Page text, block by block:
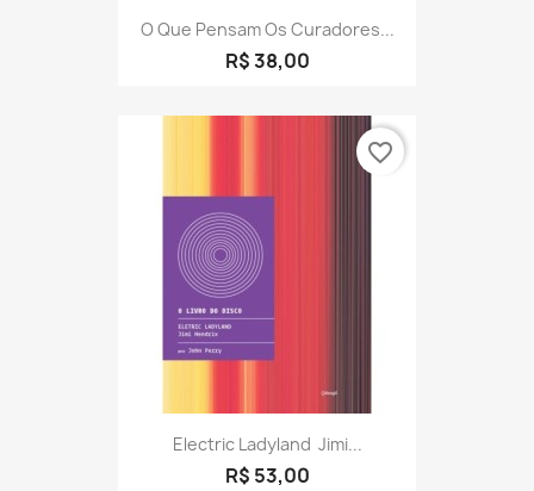
O Que Pensam Os Curadores...
R$ 38,00
Electric Ladyland  Jimi...
R$ 53,00
favorite_border